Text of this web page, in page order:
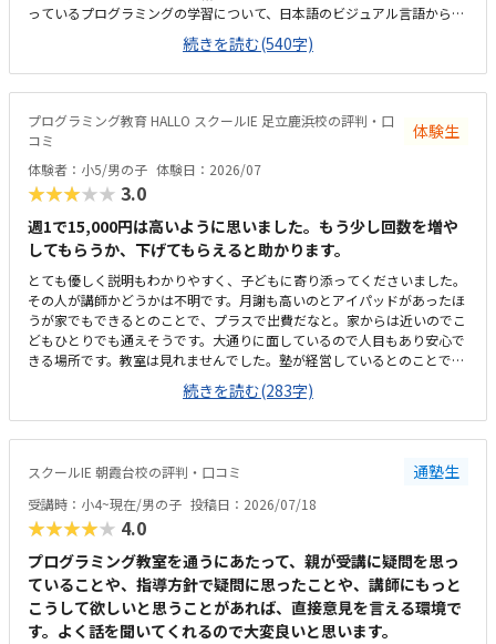
っているプログラミングの学習について、日本語のビジュアル言語からは
じめ、本格的なテキストコーディングまでを段階的にステップアップして
繋げ将来必要な力まで着実に身に付けることが出来そうだと感じた。ま
た、ゲームを作成し他の生徒から評価をうけることが出来るという仕組み
も、子どもが興味をもって取り組めそうだと感じた。駅からさほど離れて
おらず、自転車置場もあるため通いやすいと思うただ、看板としては同教
室内で行われている【個別指導スクールIE】の表記しか見受けられず、
【HALLO】の教室が別にあるのか少し迷ってしまった。教室内の色調も明
るく、居心地はいいと感じた。ただ、同一の教室内で教科学習の個別指導
も行われているため、未就学児のプログラミング指導の声が、他の子の学
く適正だと感じた。4月のキャンペーンで入会費無料という説明もあり、
体験時に入会を決めた
続きを読む(540字)
プログラミング教育 HALLO スクールIE 足立鹿浜校の評判・口
コミ
体験生
体験者：小5/男の子 体験日：2026/07
★★★★★ 3.0
週1で15,000円は高いように思いました。もう少し回数を増や
してもらうか、下げてもらえると助かります。
とても優しく説明もわかりやすく、子どもに寄り添ってくださいました。
その人が講師かどうかは不明です。月謝も高いのとアイパッドがあったほ
うが家でもできるとのことで、プラスで出費だなと。家からは近いのでこ
どもひとりでも通えそうです。大通りに面しているので人目もあり安心で
きる場所です。教室は見れませんでした。塾が経営しているとのことで塾
の方の教室は少し覗けました。建物自体が古い感じでした。週1で15,000
円は高いように思いました。もう少し回数を増やしてもらうか、下げても
らえると助かります。説明してくれた方はとても説明がわかりやすく、こ
どもに寄り添ってくださいました。
続きを読む(283字)
スクールIE 朝霞台校の評判・口コミ 通塾生
受講時：小4~現在/男の子 投稿日：2026/07/18
★★★★★ 4.0
プログラミング教室を通うにあたって、親が受講に疑問を思っ
ていることや、指導方針で疑問に思ったことや、講師にもっと
こうして欲しいと思うことがあれば、直接意見を言える環境で
す。よく話を聞いてくれるので大変良いと思います。